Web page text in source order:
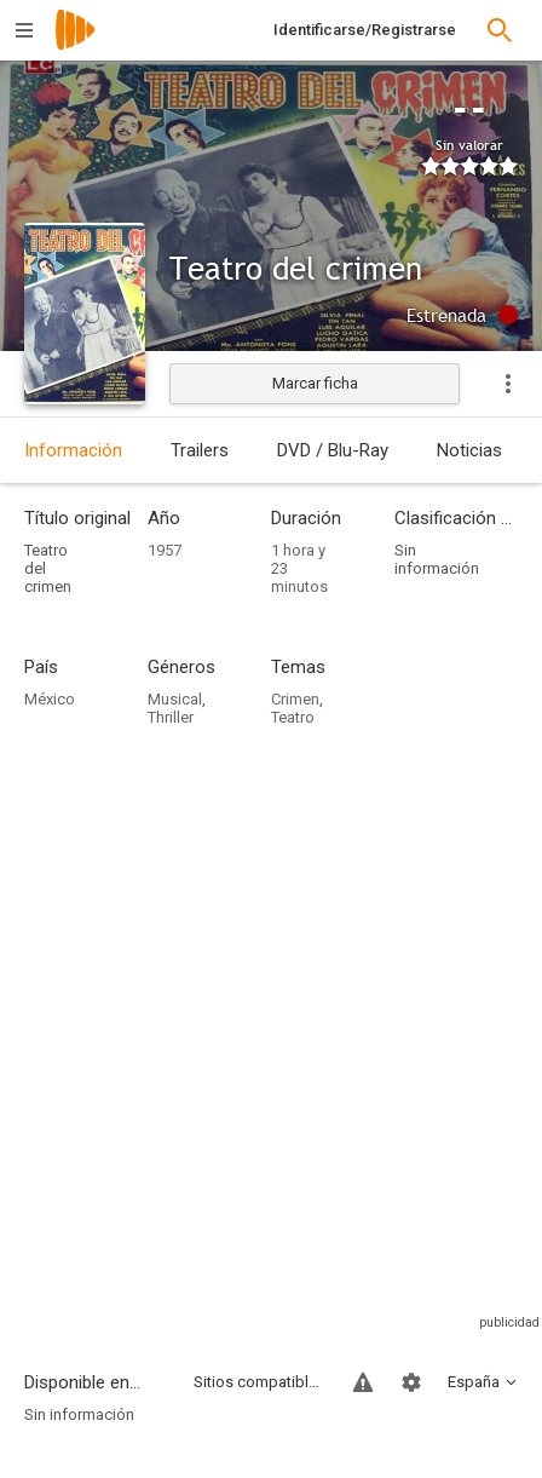
Identificarse/Registrarse
--
Sin valorar
Teatro del crimen
Estrenada
Marcar ficha
Información Trailers DVD / Blu-Ray Noticias
Título original
Teatro
del
crimen
Año
1957
Duración
1 hora y
23
minutos
Clasificación por edades
Sin
información
País
México
Géneros
Musical ,
Thriller
Temas
Crimen,
Teatro
Disponible en... España
Sitios compatibles
Sin información